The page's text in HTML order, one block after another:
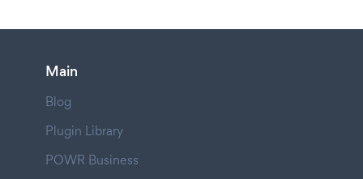
Main
Blog
Plugin Library
POWR Business